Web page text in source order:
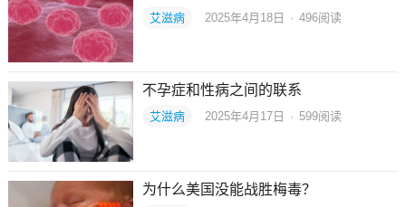
艾滋病 2025年4月18日 · 496阅读
不孕症和性病之间的联系
艾滋病 2025年4月17日 · 599阅读
为什么美国没能战胜梅毒？